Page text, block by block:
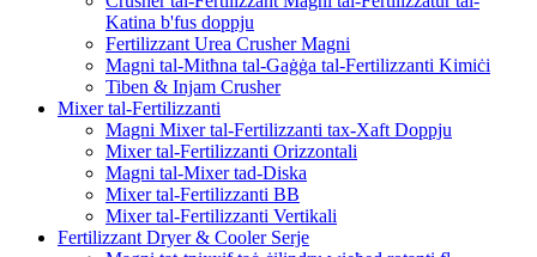
Katina b'fus doppju
Fertilizzant Urea Crusher Magni
Magni tal-Mitħna tal-Gaġġa tal-Fertilizzanti Kimiċi
Tiben & Injam Crusher
Mixer tal-Fertilizzanti
Magni Mixer tal-Fertilizzanti tax-Xaft Doppju
Mixer tal-Fertilizzanti Orizzontali
Magni tal-Mixer tad-Diska
Mixer tal-Fertilizzanti BB
Mixer tal-Fertilizzanti Vertikali
Fertilizzant Dryer & Cooler Serje